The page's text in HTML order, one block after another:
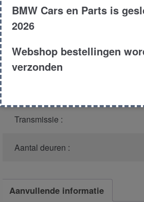
Model :
Type :
Transmissie :
Aantal deuren :
Aanvullende informatie
BMW Cars en Parts is
2026
Webshop bestellingen
verzonden